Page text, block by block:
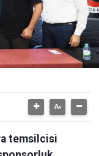
temsilcisi